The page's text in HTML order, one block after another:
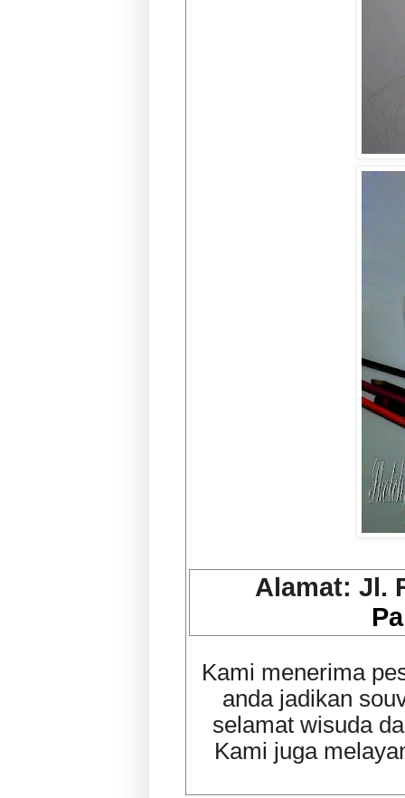
Alamat: Jl.
Kami menerima
anda jadikan
selamat wisuda
Kami juga